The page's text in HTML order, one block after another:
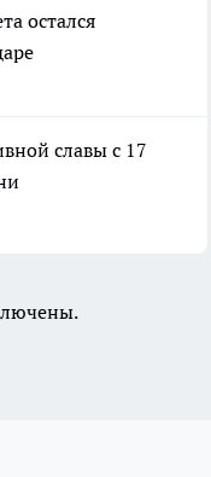
остался
славы с 17